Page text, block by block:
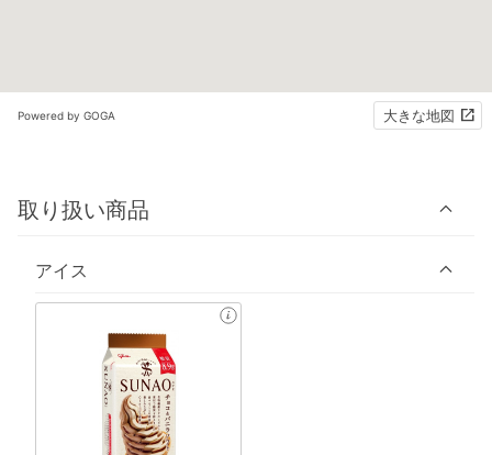
Powered by GOGA 大きな地図
取り扱い商品
アイス